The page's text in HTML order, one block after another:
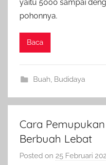
yaitu 5000 sampai
pohonnya.
Baca
Buah Budidaya
Cara
Berbuah Lebat
Posted on 25 Februari